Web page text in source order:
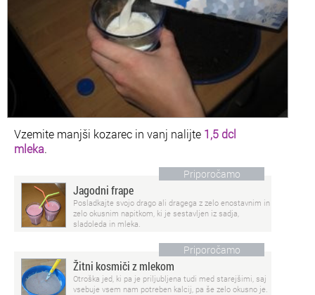
Vzemite manjši kozarec in vanj nalijte 1,5 dcl
mleka.
Priporočamo
Jagodni frape
Posladkajte svojo drago ali dragega z zelo enostavnim in
zelo okusnim napitkom, ki je sestavljen iz sadja,
sladoleda in mleka.
Priporočamo
Žitni kosmiči z mlekom
Otroška jed, ki pa je priljubljena tudi med starejšimi, saj
vsebuje vsem nam potreben kalcij, pa še zelo okusno je.